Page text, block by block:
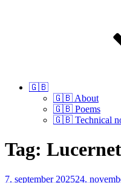
🇬🇧
🇬🇧 About
🇬🇧 Poems
🇬🇧 Technical
Tag:
Udgivet
7. september 202524.